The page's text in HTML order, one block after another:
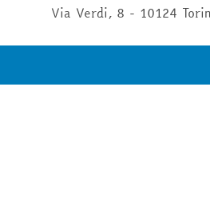
Via Verdi, 8 - 10124